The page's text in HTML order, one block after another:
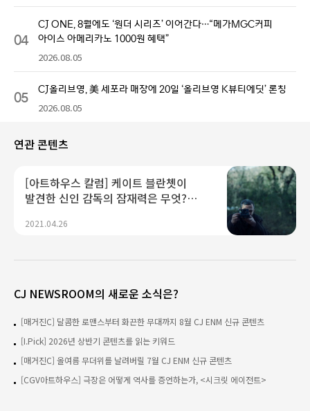
04
CJ ONE, 8월에도 ‘원더 시리즈’ 이어간다…“메가MGC커피
아이스 아메리카노 1000원 혜택”
2026.08.05
05 CJ올리브영, 美 세포라 매장에 20일 ‘올리브영 K뷰티에딧’ 론칭
2026.08.05
연관 콘텐츠
[아트하우스 칼럼] 케이트 블란쳇이
발견한 신인 감독의 잠재력은 무엇?
2021.04.26
CJ NEWSROOM의 새로운 소식은?
[매거진C] 달콤한 로맨스부터 화끈한 무대까지 8월 CJ ENM 신규 콘텐츠
[I.Pick] 2026년 상반기 콘텐츠를 읽는 키워드
[매거진C] 올여름 무더위를 날려버릴 7월 CJ ENM 신규 콘텐츠
[CGV아트하우스] 극장은 어떻게 역사를 증언하는가, <시크릿 에이전트>